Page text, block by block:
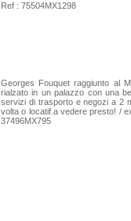
Ref : 75504MX1298
Georges Fouquet raggiunto al
rialzato in un palazzo con una
servizi di trasporto e negozi a 2
volta o locatif.a vedere presto! /
37496MX795